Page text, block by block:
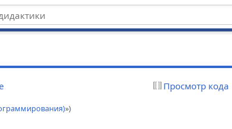
Просмотр кода
»)